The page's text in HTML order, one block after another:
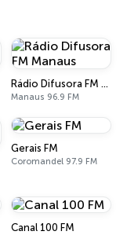
Rádio Difusora FM Manaus
Manaus 96.9 FM
Gerais FM
Coromandel 97.9 FM
Canal 100 FM